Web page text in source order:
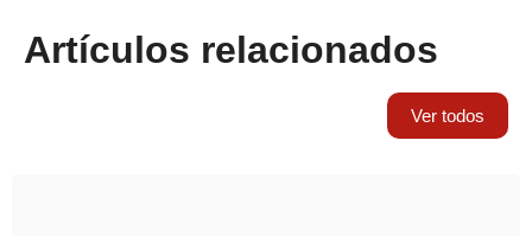
Artículos relacionados
Ver todos